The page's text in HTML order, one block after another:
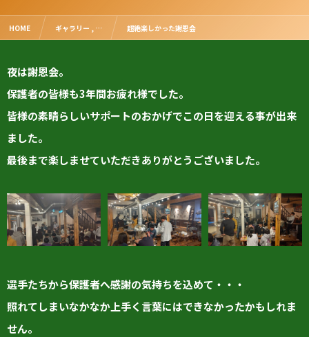
HOME ギャラリー , … 超絶楽しかった謝恩会
夜は謝恩会。
保護者の皆様も3年間お疲れ様でした。
皆様の素晴らしいサポートのおかげでこの日を迎える事が出来
ました。
最後まで楽しませていただきありがとうございました。
選手たちから保護者へ感謝の気持ちを込めて・・・
照れてしまいなかなか上手く言葉にはできなかったかもしれま
せん。